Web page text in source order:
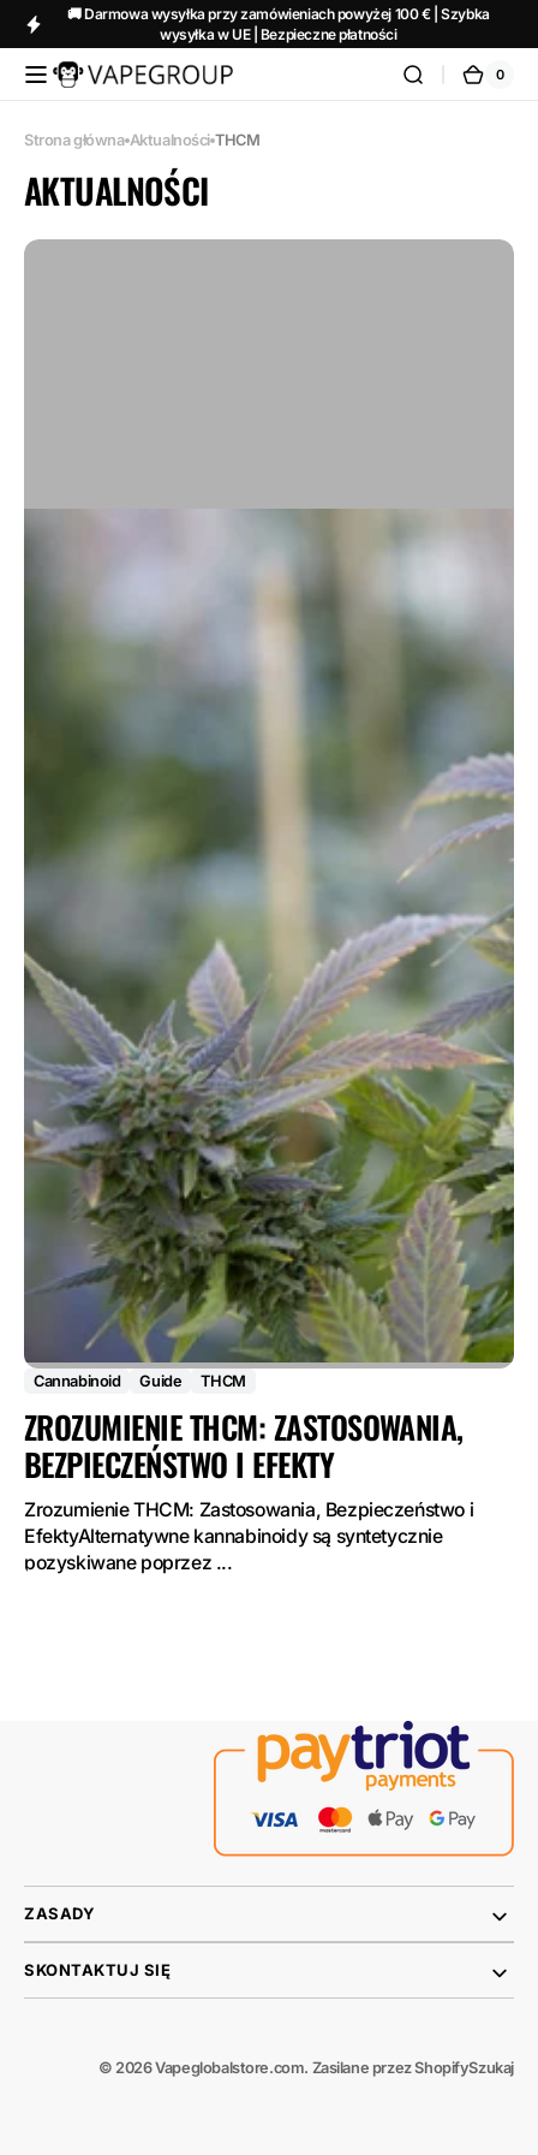
Przejdź
do
treści
🚚 Darmowa wysyłka przy zamówieniach powyżej 100 € | Szybka
wysyłka w UE | Bezpieczne płatności
Vapeglobalstore.com 0
0
i)
Strona główna Aktualności THCM
AKTUALNOŚCI
Cannabinoid Guide THCM
ZROZUMIENIE THCM: ZASTOSOWANIA,
BEZPIECZEŃSTWO I EFEKTY
Zrozumienie THCM: Zastosowania, Bezpieczeństwo i
EfektyAlternatywne kannabinoidy są syntetycznie
pozyskiwane poprzez ...
ZASADY
SKONTAKTUJ SIĘ
© 2026Vapeglobalstore.com. Zasilane przez ShopifySzukaj